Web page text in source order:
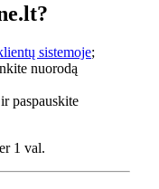
sistemoje;
nuorodą
paspauskite
1 val.